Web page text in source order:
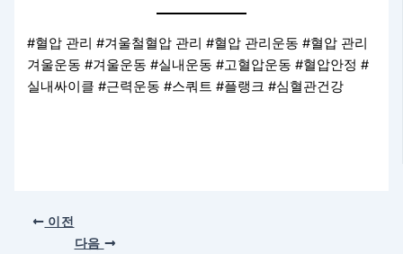
#혈압 관리 #겨울철혈압 관리 #혈압 관리운동 #혈압 관리
겨울운동 #겨울운동 #실내운동 #고혈압운동 #혈압안정 #
실내싸이클 #근력운동 #스쿼트 #플랭크 #심혈관건강
이전
다음